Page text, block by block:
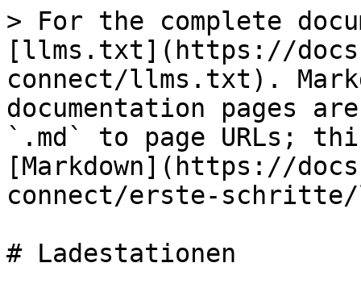
> For the complete
[llms.txt](https://
connect/llms.txt).
documentation pages
`.md` to page URLs;
[Markdown](https://
connect/erste-
# Ladestationen